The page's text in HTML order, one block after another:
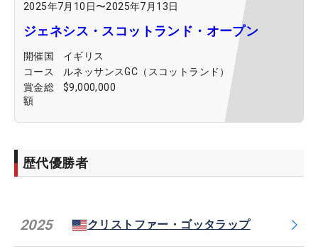
2025年7月10日〜2025年7月13日
ジェネシス・スコットランド・オープン
開催国
イギリス
コース
ルネッサンスGC（スコットランド）
賞金総
額
$9,000,000
歴代優勝者
2025 クリストファー・ゴッタラップ